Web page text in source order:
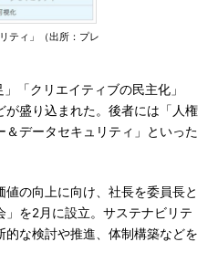
ティ」（出所：プレ
「クリエイティブの民主化」
が盛り込まれた。後者には「人権
データセキュリティ」といった
の向上に向け、社長を委員長と
を2月に設立。サステナビリテ
的な検討や推進、体制構築などを